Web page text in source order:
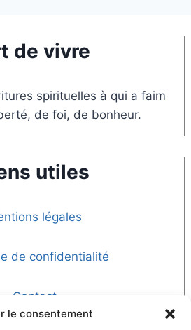
le consentement
de vivre
spirituelles à qui a faim
de foi, de bonheur.
utiles
légales
de confidentialité
Contact